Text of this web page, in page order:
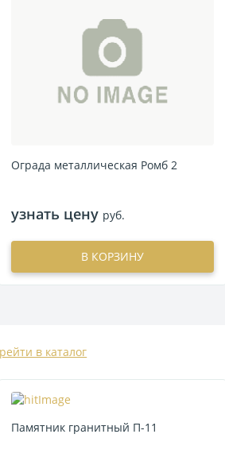
Ограда металлическая Ромб 2
узнать цену руб.
В КОРЗИНУ
в каталог
Памятник гранитный П-11